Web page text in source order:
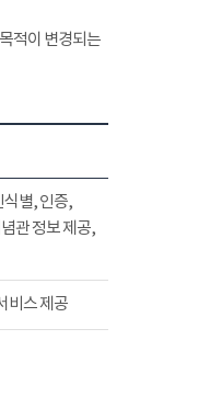
적이 변경되는
식별, 인증,
관 정보 제공,
비스 제공